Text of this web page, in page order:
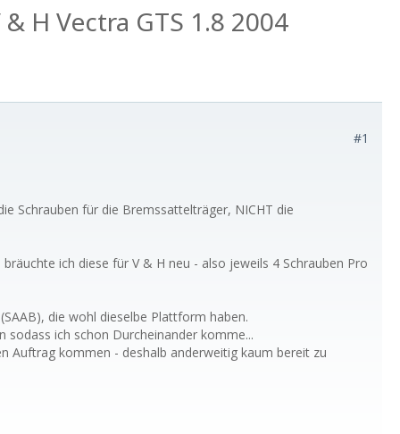
H Vectra GTS 1.8 2004
#1
Schrauben für die Bremssattelträger, NICHT die
ich diese für V & H neu - also jeweils 4 Schrauben Pro
die wohl dieselbe Plattform haben.
ich schon Durcheinander komme...
Auftrag kommen - deshalb anderweitig kaum bereit zu